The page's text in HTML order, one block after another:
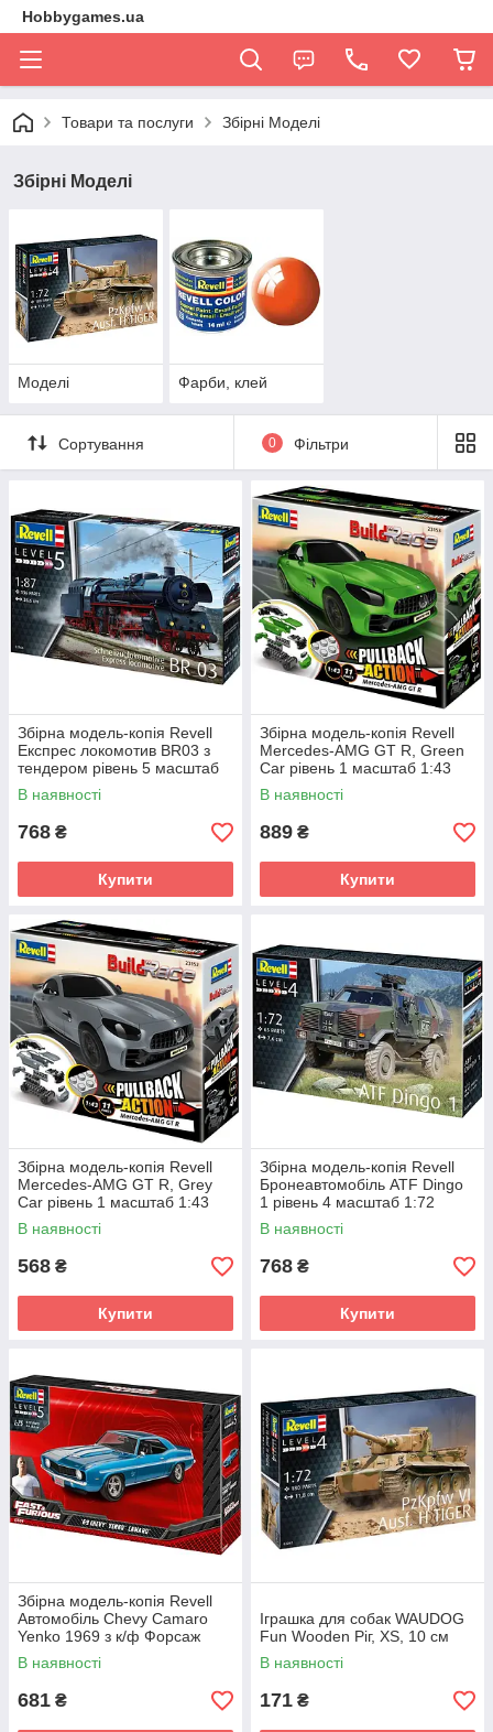
Hobbygames.ua
Товари та послуги Збірні Моделі
Збірні Моделі
Моделі Фарби, клей
Сортування 0 Фільтри
Збірна модель-копія Revell
Експрес локомотив BR03 з
тендером рівень 5 масштаб
1:87 (RVL-02166)
В наявності
768 ₴
Купити
Збірна модель-копія Revell
Mercedes-AMG GT R, Green
Car рівень 1 масштаб 1:43
(RVL-23153)
В наявності
889 ₴
Купити
Збірна модель-копія Revell
Mercedes-AMG GT R, Grey
Car рівень 1 масштаб 1:43
(RVL-23152)
В наявності
568 ₴
Купити
Збірна модель-копія Revell
Бронеавтомобіль ATF Dingo
1 рівень 4 масштаб 1:72
(RVL-03345)
В наявності
768 ₴
Купити
Збірна модель-копія Revell
Автомобіль Chevy Camaro
Yenko 1969 з к/ф Форсаж
рівень 5 ма 1:25 (RVL-07694)
В наявності
681 ₴
Іграшка для собак WAUDOG
Fun Wooden Ріг, XS, 10 см
В наявності
171 ₴